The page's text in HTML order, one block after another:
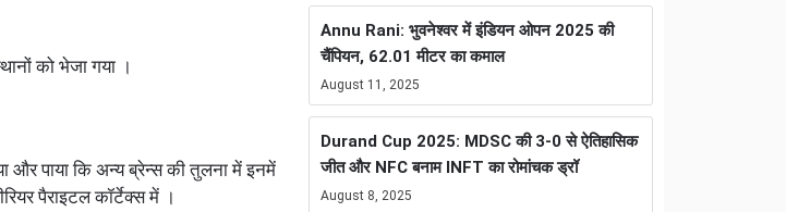
को भेजा गया ।
पाया कि अन्य ब्रेन्स की तुलना में इनमें
पैराइटल कॉर्टेक्स में ।
Annu Rani: भुवनेश्वर में इंडियन ओपन 2025 की
चैंपियन, 62.01 मीटर का कमाल
August 11, 2025
Durand Cup 2025: MDSC की 3-0 से ऐतिहासिक
जीत और NFC बनाम INFT का रोमांचक ड्रॉ
August 8, 2025